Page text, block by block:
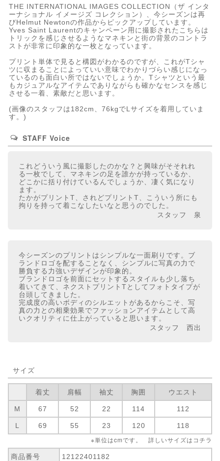
THE INTERNATIONAL IMAGES COLLECTION（ザ インタ
ーナショナル イメージズ コレクション）、今シーズンは再
びHelmut Newtonの作品からピックアップしています。
Yves Saint Laurentのキャンペーン用に撮影されたこちらは
トリックを感じさせるようなマネキンと街の背景のコントラ
ストが非常に印象的な一枚となっています。
プリント単体で見ると構図がわかるのですが、これがTシャ
ツに収まることによっていい意味でわかりづらい感じになっ
ているのも面白い所ではないでしょうか。Tシャツという最
もカジュアルなアイテムでありながらも確かなセンスを感じ
させる一着、素敵だと思います。
(画像のスタッフは182cm、76kgでLサイズを着用していま
す。)
STAFF Voice
これどういう風に撮影したのかな？と興味がそそれれ
る一枚でして、マネキンの足を誰かが持っているか、
どこかに括り付けているんでしょうか、凄く気になり
ます。
たかがプリントT、されどプリントT、こういう所にも
拘りを持って着こなしたいなと思うのでした。
スタッフ 泉
今シーズンのプリントはシンプルな一面刷りです。ブ
ランドロゴを配することなく、シンプルに写真の力で
勝負する力強いデザインが印象的。
ブランドロゴを前面にセットするスタイルも少し落ち
着いてきて、ネクストプリントTとしてフォトタイプが
台頭してきました。
完成度の高いボディのシルエットがあるからこそ、写
真の力との相乗効果でファッションアイテムとして高
いクオリティに仕上がっていると思います。
スタッフ 西出
サイズ
着丈 肩幅 袖丈 胸囲 ウエスト
M 67 52 22 114 112
L 69 55 23 120 118
※単位はcmです。 詳しいサイズは コチラ
商品番号 12122401182